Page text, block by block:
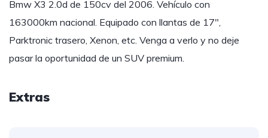
Bmw X3 2.0d de 150cv del 2006. Vehículo con
163000km nacional. Equipado con llantas de 17″,
Parktronic trasero, Xenon, etc. Venga a verlo y no deje
pasar la oportunidad de un SUV premium.
Extras